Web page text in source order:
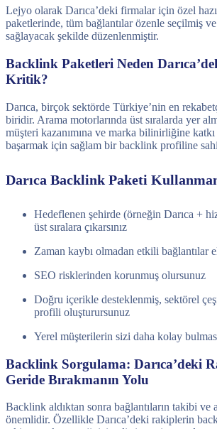
Lejyo olarak Darıca’deki firmalar için özel
paketlerinde, tüm bağlantılar özenle seçilmiş
sağlayacak şekilde düzenlenmiştir.
Backlink Paketleri Neden
Kritik?
Darıca, birçok sektörde Türkiye’nin en
biridir. Arama motorlarında üst sıralarda yer
müşteri kazanımına ve marka bilinirliğine
başarmak için sağlam bir backlink profiline
Darıca Backlink Paketi
Hedeflenen şehirde (örneğin Darıca +
üst sıralara çıkarsınız
Zaman kaybı olmadan etkili bağlantılar
SEO risklerinden korunmuş olursunuz
Doğru içerikle desteklenmiş, sektörel
profili oluşturursunuz
Yerel müşterilerin sizi daha kolay
Backlink Sorgulama: Darıca’deki
Geride Bırakmanın Yolu
Backlink aldıktan sonra bağlantıların takibi ve
önemlidir. Özellikle Darıca’deki rakiplerin